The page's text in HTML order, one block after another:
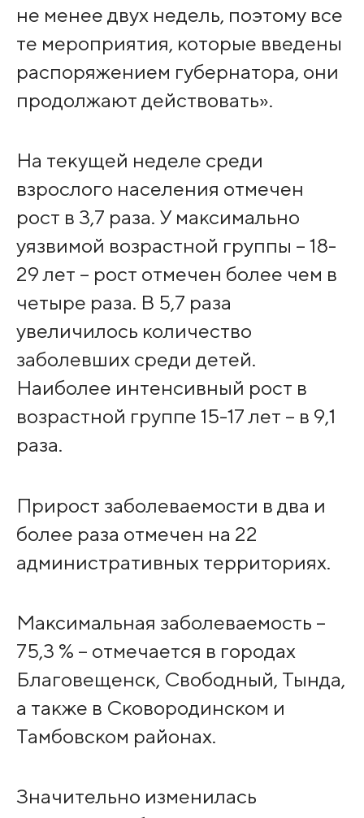
не менее двух недель, поэтому все
те мероприятия, которые введены
распоряжением губернатора, они
продолжают действовать».
На текущей неделе среди
взрослого населения отмечен
рост в 3,7 раза. У максимально
уязвимой возрастной группы – 18-
29 лет – рост отмечен более чем в
четыре раза. В 5,7 раза
увеличилось количество
заболевших среди детей.
Наиболее интенсивный рост в
возрастной группе 15-17 лет – в 9,1
раза.
Прирост заболеваемости в два и
более раза отмечен на 22
административных территориях.
Максимальная заболеваемость –
75,3 % – отмечается в городах
Благовещенск, Свободный, Тында,
а также в Сковородинском и
Тамбовском районах.
Значительно изменилась